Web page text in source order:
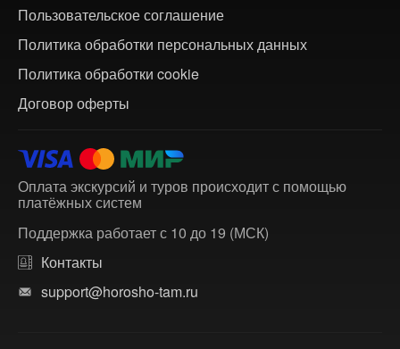
Пользовательское соглашение
Политика обработки персональных данных
Политика обработки cookie
Договор оферты
Оплата экскурсий и туров происходит с помощью
платёжных систем
Поддержка работает с 10 до 19 (МСК)
Контакты
support@horosho-tam.ru